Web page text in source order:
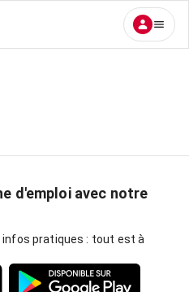
d'emploi avec notre
pratiques : tout est à